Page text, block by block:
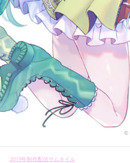
2019年制作配信サムネイル